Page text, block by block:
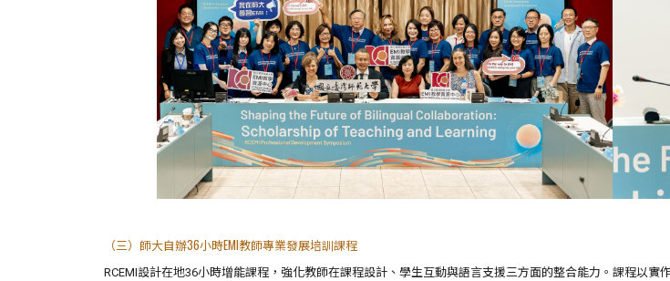
（三）師大自辦36小時EMI教師專業發展培訓課程
RCEMI設計在地36小時增能課程，強化教師在課程設計、學生互動與語言支援三方面的整合能力。課程以